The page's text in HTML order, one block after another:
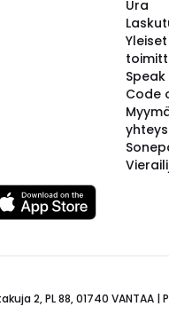
Ura
Speak
Code
2, PL 88, 01740 VANTAA |